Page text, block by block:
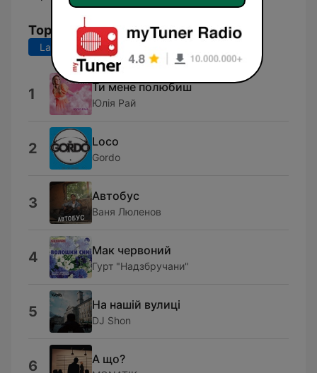
Top Songs
Last 7 days
1 Ти мене полюбиш
Юлія Рай
2 Loco
Gordo
3 Автобус
Ваня Люленов
4 Мак червоний
Гурт "Надзбручани"
5 На нашій вулиці
DJ Shon
6 А що?